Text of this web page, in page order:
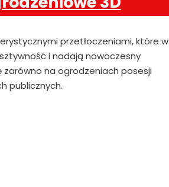
przetłoczeniami, które w
i nadają nowoczesny
na ogrodzeniach posesji
publicznych.